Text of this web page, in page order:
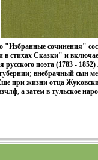
сочинения"
стихах Сказки" и
русского поэта (1783 -
внебрачный сын
при жизни отца
а затем в тульское